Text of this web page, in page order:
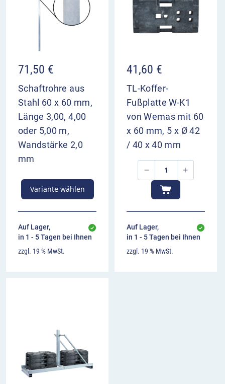
Verkehrsteilnehmern genügend Zeit zur
Vorbereitung zu geben.
Fahrstreifen nach rechts an
2 linke Fahrstreifen sind auf Fahrzeuge bis 2 m
Breite beschränkt
dient zur Vorwarnung der Verkehrsteilnehmer
Aufstellung 200 m und 400 m vor Bezugspunkt
71,50 €
Schaftrohre aus
Stahl 60 x 60 mm,
Länge 3,00, 4,00
oder 5,00 m,
Wandstärke 2,0
mm
Variante wählen
Auf Lager,
in 1 - 5 Tagen bei Ihnen
zzgl. 19 % MwSt.
41,60 €
TL-Koffer-
Fußplatte W-K1
von Wemas mit 60
x 60 mm, 5 x Ø 42
/ 40 x 40 mm
Auf Lager,
in 1 - 5 Tagen bei Ihnen
zzgl. 19 % MwSt.